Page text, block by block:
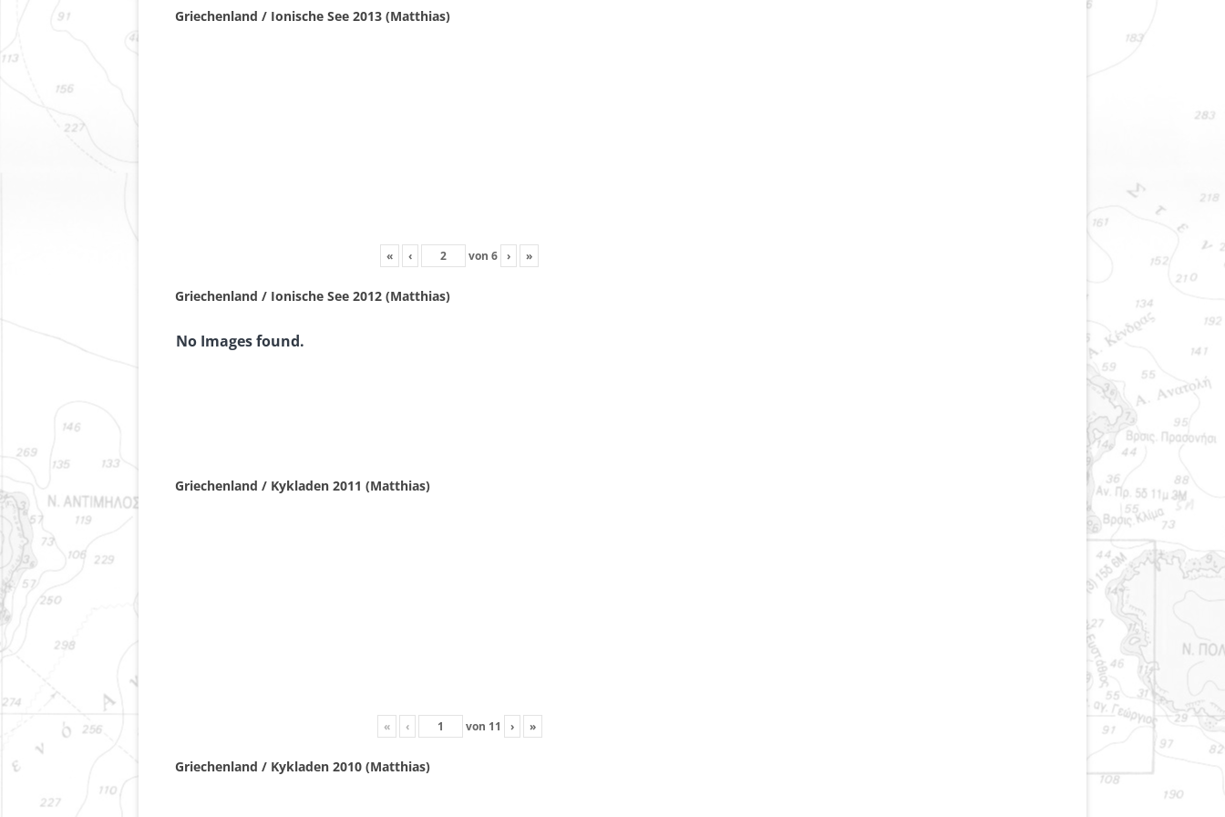
Griechenland / Ionische See 2013 (Matthias)
« ‹ von6 › »
Griechenland / Ionische See 2012 (Matthias)
No Images found.
Griechenland / Kykladen 2011 (Matthias)
« ‹ von 11 › »
Griechenland / Kykladen 2010 (Matthias)